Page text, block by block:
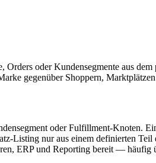
oder Kundensegmente aus
gegenüber Shoppern,
oder Fulfillment-Knoten.
Listing nur aus einem definierten
ERP und Reporting bereit — häufig